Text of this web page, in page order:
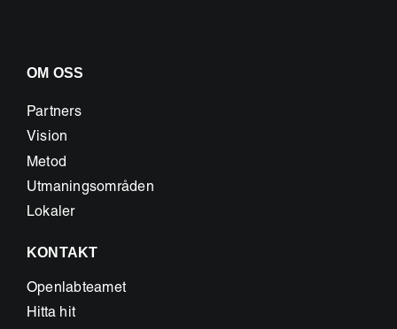
OM OSS
Partners
Vision
Metod
Utmaningsområden
Lokaler
KONTAKT
Openlabteamet
Hitta hit